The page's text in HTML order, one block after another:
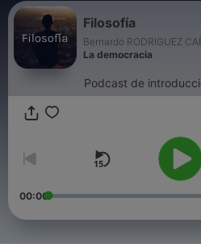
Filosofía
Bernardo RODRIGUEZ
La democracia
Podcast de
00:00